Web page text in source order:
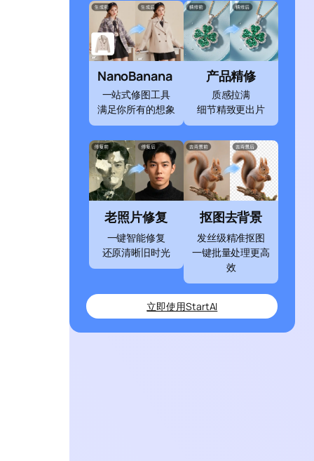
NanoBanana
一站式修图工具
满足你所有的想象
产品精修
质感拉满
细节精致更出片
老照片修复
一键智能修复
还原清晰旧时光
抠图去背景
发丝级精准抠图
一键批量处理更高
效
立即使用StartAI